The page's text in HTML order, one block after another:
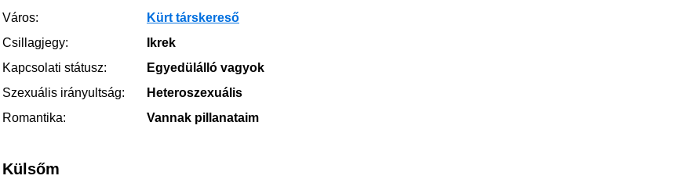
Város:
Kürt társkereső
Csillagjegy:
Ikrek
Kapcsolati státusz:
Egyedülálló vagyok
Szexuális irányultság:
Heteroszexuális
Romantika:
Vannak pillanataim
Külsőm